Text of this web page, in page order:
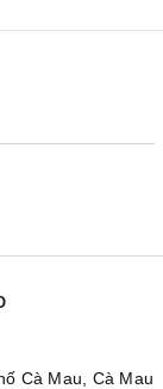
Cà Mau, Cà Mau